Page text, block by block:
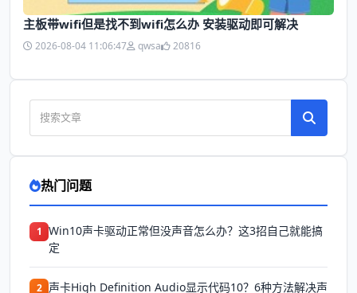
主板带wifi但是找不到wifi怎么办 安装驱动即可解决
2026-08-04 11:06:47 qwsa 20816
热门问题
1 Win10声卡驱动正常但没声音怎么办？这3招自己就能搞
定
2 声卡High Definition Audio显示代码10？6种方法解决声